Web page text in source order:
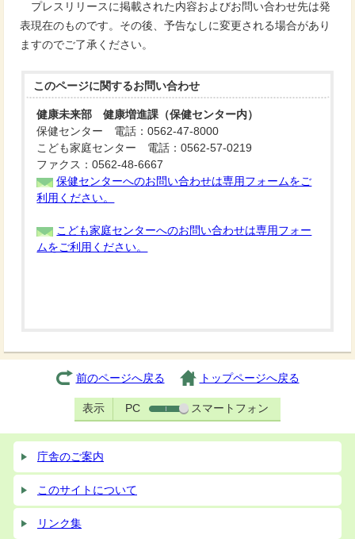
プレスリリースに掲載された内容およびお問い合わせ先は発
表現在のものです。その後、予告なしに変更される場合があり
ますのでご了承ください。
このページに関するお問い合わせ
健康未来部 健康増進課（保健センター内）
保健センター 電話：0562-47-8000
こども家庭センター 電話：0562-57-0219
ファクス：0562-48-6667
保健センターへのお問い合わせは専用フォームをご
利用ください。
こども家庭センターへのお問い合わせは専用フォー
ムをご利用ください。
前のページへ戻る トップページへ戻る
表示 PC スマートフォン
庁舎のご案内
このサイトについて
リンク集